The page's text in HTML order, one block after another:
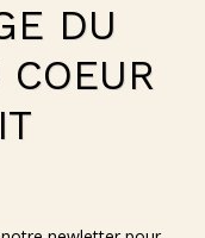
DU
COEUR